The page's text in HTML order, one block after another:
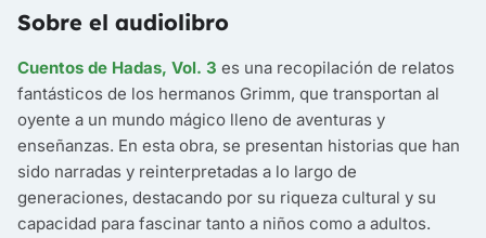
Sobre el audiolibro
Cuentos de Hadas, Vol. 3 es una recopilación de relatos
fantásticos de los hermanos Grimm, que transportan al
oyente a un mundo mágico lleno de aventuras y
enseñanzas. En esta obra, se presentan historias que han
sido narradas y reinterpretadas a lo largo de
generaciones, destacando por su riqueza cultural y su
capacidad para fascinar tanto a niños como a adultos.